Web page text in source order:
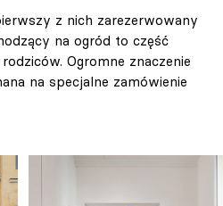
z nich zarezerwowany
na ogród to część
Ogromne znaczenie
na specjalne zamówienie